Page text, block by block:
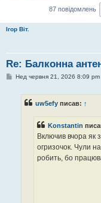
87 повідомлень
Ігор Віт.
Re: Балконна
ПНед червня 21, 2026 8:09 pm
uw5efy писав: ↑
Konstantin
Включив вчора як
огризочок. Чули
робить, бо